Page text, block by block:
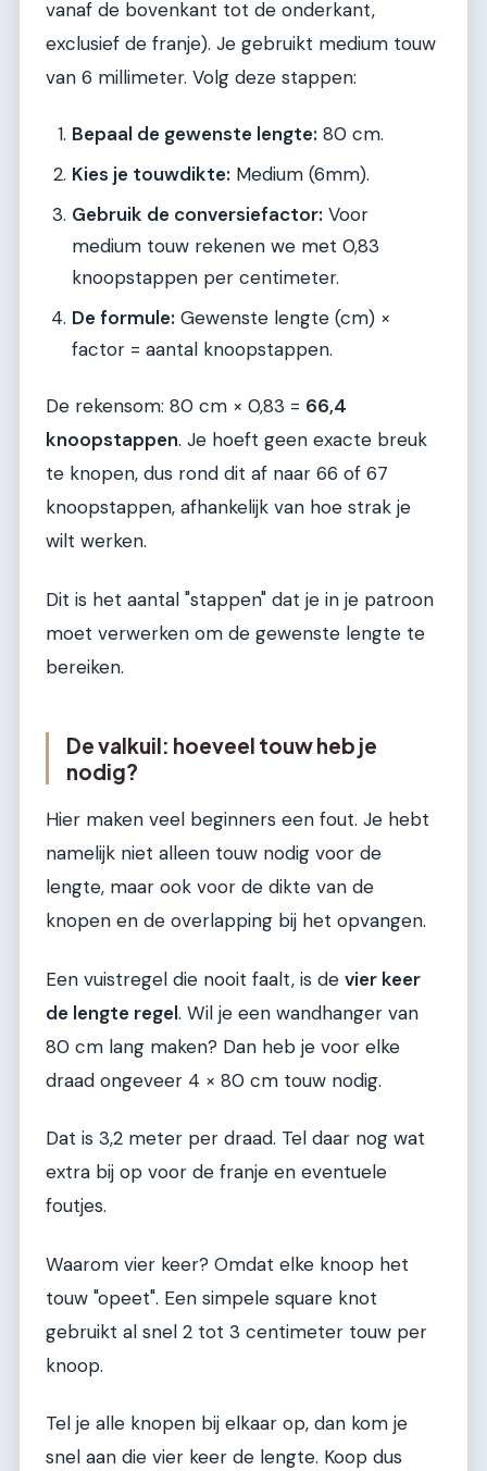
vanaf de bovenkant tot de onderkant,
exclusief de franje). Je gebruikt medium touw
van 6 millimeter. Volg deze stappen:
Bepaal de gewenste lengte: 80 cm.
Kies je touwdikte: Medium (6mm).
Gebruik de conversiefactor: Voor
medium touw rekenen we met 0,83
knoopstappen per centimeter.
De formule: Gewenste lengte (cm) ×
factor = aantal knoopstappen.
De rekensom: 80 cm × 0,83 = 66,4
knoopstappen. Je hoeft geen exacte breuk
te knopen, dus rond dit af naar 66 of 67
knoopstappen, afhankelijk van hoe strak je
wilt werken.
Dit is het aantal "stappen" dat je in je patroon
moet verwerken om de gewenste lengte te
bereiken.
De valkuil: hoeveel touw heb je
nodig?
Hier maken veel beginners een fout. Je hebt
namelijk niet alleen touw nodig voor de
lengte, maar ook voor de dikte van de
knopen en de overlapping bij het opvangen.
Een vuistregel die nooit faalt, is de vier keer
de lengte regel. Wil je een wandhanger van
80 cm lang maken? Dan heb je voor elke
draad ongeveer 4 × 80 cm touw nodig.
Dat is 3,2 meter per draad. Tel daar nog wat
extra bij op voor de franje en eventuele
foutjes.
Waarom vier keer? Omdat elke knoop het
touw "opeet". Een simpele square knot
gebruikt al snel 2 tot 3 centimeter touw per
knoop.
Tel je alle knopen bij elkaar op, dan kom je
snel aan die vier keer de lengte. Koop dus